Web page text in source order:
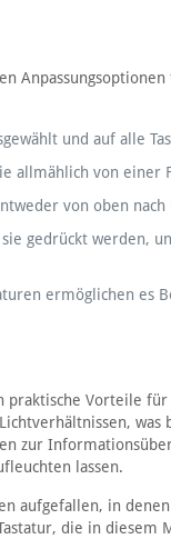
und auf alle
allmählich von einer
von oben
gedrückt werden,
ermöglichen es
praktische Vorteile
was
zur
lassen.
aufgefallen, in
die in diesem